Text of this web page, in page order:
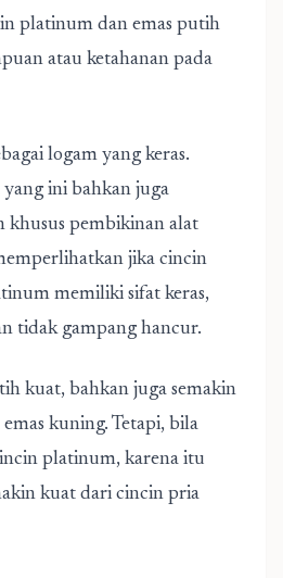
platinum dan emas putih
atau ketahanan pada
logam yang keras.
ini bahkan juga
khusus pembikinan alat
jika cincin
memiliki sifat keras,
tidak gampang hancur.
kuat, bahkan juga semakin
kuning. Tetapi, bila
platinum, karena itu
kuat dari cincin pria